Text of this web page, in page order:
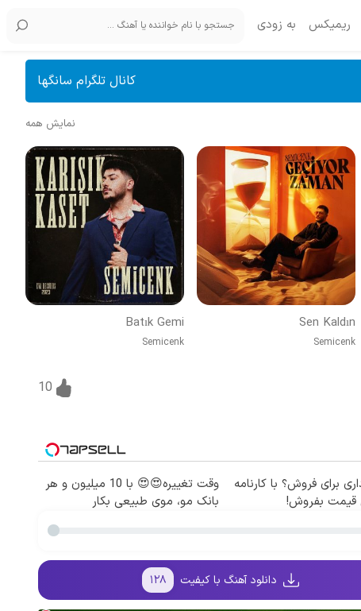
ریمیکس به زودی
کانال تلگرام سانگها
نمایش همه
Sen Kaldın
Semicenk
Batık Gemi
Semicenk
10
206 داری برای فروش؟ با کارنامه
قیمت بفروش!
وقت تغییره😍😍 با 10 میلیون و هر
بانک مو، موی طبیعی بکار
دانلود آهنگ با کیفیت ۱۲۸